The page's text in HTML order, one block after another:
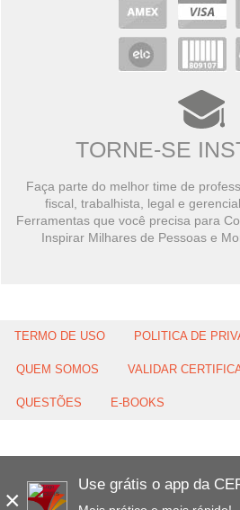
×
Use grátis o app da
TORNE-SE
Faça parte do melhor time de
fiscal, trabalhista, legal e
Ferramentas que você precisa para
Inspirar Milhares de Pessoas e
TERMO DE USO POLITICA DE
QUEM SOMOS VALIDAR
QUESTÕES E-BOOKS